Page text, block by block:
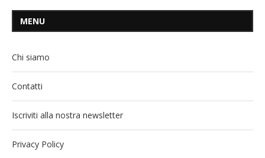
MENU
Chi siamo
Contatti
Iscriviti alla nostra newsletter
Privacy Policy